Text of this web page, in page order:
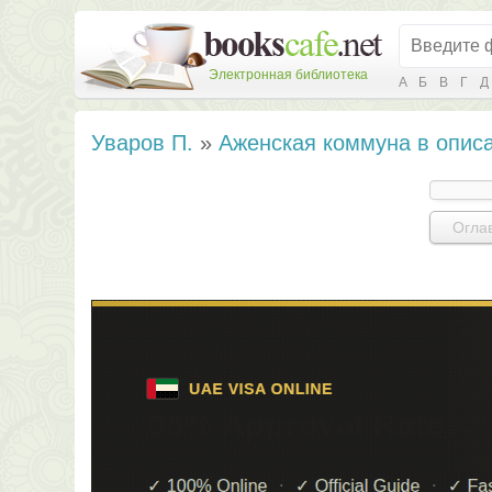
Электронная библиотека А Б В Г Д
Уваров П. » Аженская коммуна в